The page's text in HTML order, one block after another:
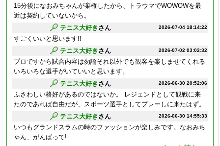
15分後になおみちゃんが棄権したから、トラウマでWOWOWを最
近は契約していないから。
2026-07-04 18:14:22
テニス大好き さん
すごくいいと思います!!
2026-07-02 03:02:32
テニス大好き さん
プロですから試合内容は勿論それ以外でも観客を楽しませてくれる
いろいろな選手がいていいと思います。
2026-06-30 20:52:06
テニス大好き さん
ふさわしい格好があるのではないか。 レジェンドとして観戦に来
たのであれば自由だが、スポーツ選手としてプレーしに来たはず。
2026-06-30 14:55:33
テニス大好き さん
いつもグランドスラムの時のファッションが楽しみです。なおみち
ゃん、がんばって!